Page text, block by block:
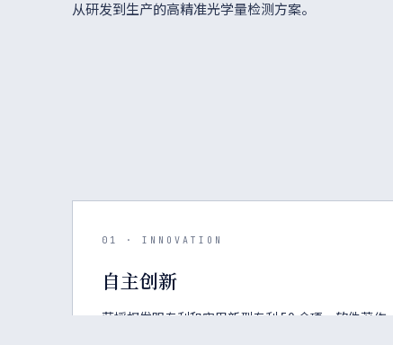
从研发到生产的高精准光学量检测方案。
01 · INNOVATION
自主创新
获授权发明专利和实用新型专利 50 余项、软件著作